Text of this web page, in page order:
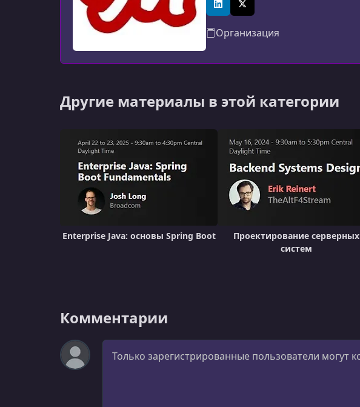
LinkedInX (Twitter)
Организация
Другие материалы в этой категории
Enterprise Java: основы Spring Boot
Проектирование серверных
систем
Комментарии
Комментарий